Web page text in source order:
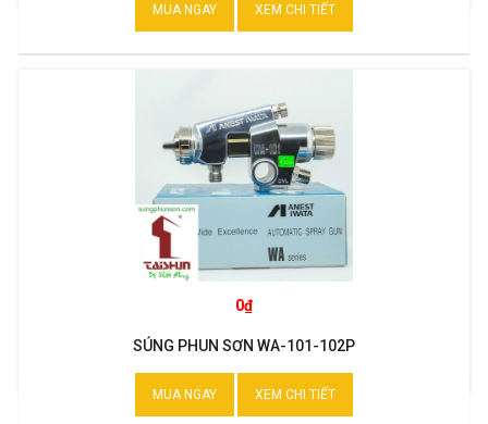
MUA NGAY XEM CHI TIẾT
0₫
SÚNG PHUN SƠN WA-101-102P
MUA NGAY XEM CHI TIẾT